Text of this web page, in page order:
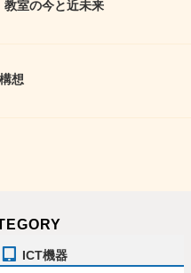
教室の今と近未来
想
ICT機器